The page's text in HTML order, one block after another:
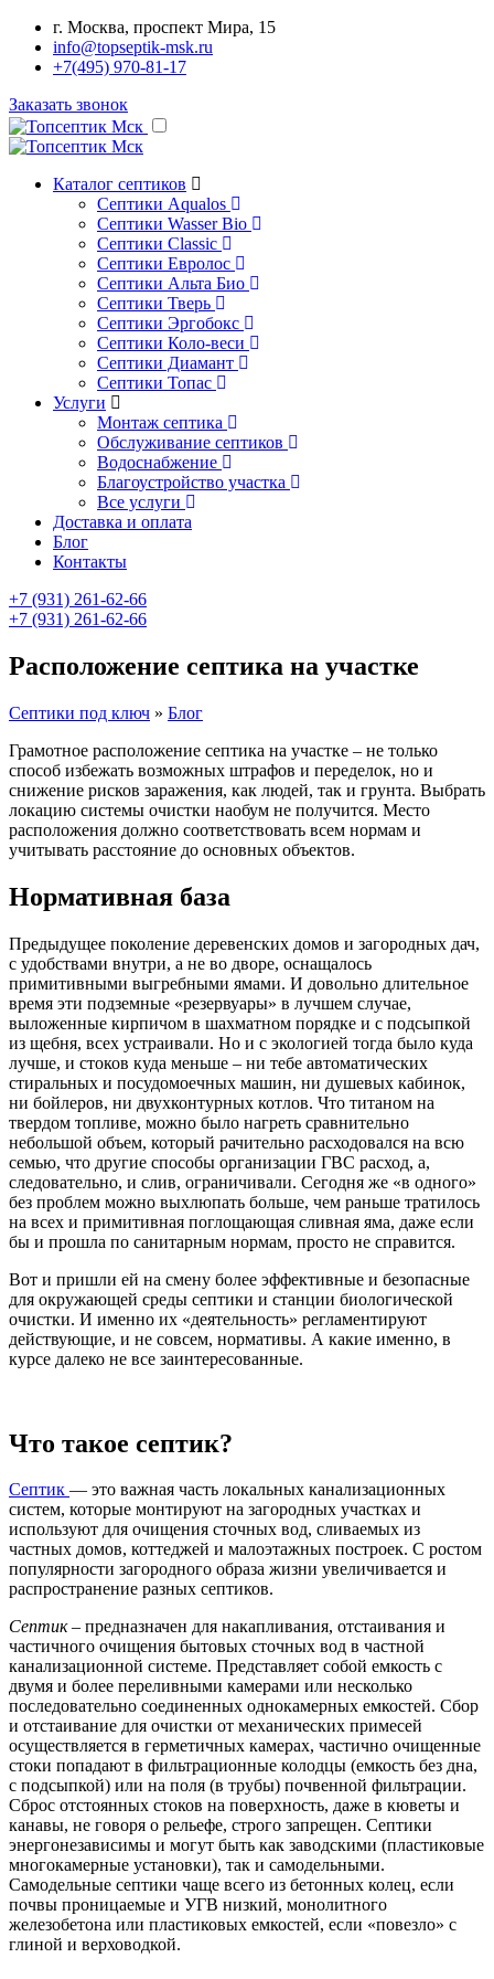
г. Москва, проспект Мира, 15
info@topseptik-msk.ru
+7(495) 970-81-17
Заказать звонок
Каталог септиков
Септики Aqualos
Септики Wasser Bio
Септики Classic
Септики Евролос
Септики Альта Био
Септики Тверь
Септики Эргобокс
Септики Коло-веси
Септики Диамант
Септики Топас
Услуги
Монтаж септика
Обслуживание септиков
Водоснабжение
Благоустройство участка
Все услуги
Доставка и оплата
Блог
Контакты
+7 (931) 261-62-66
+7 (931) 261-62-66
Расположение септика на участке
Септики под ключ » Блог
Грамотное расположение септика на участке – не только
способ избежать возможных штрафов и переделок, но и
снижение рисков заражения, как людей, так и грунта. Выбрать
локацию системы очистки наобум не получится. Место
расположения должно соответствовать всем нормам и
учитывать расстояние до основных объектов.
Нормативная база
Предыдущее поколение деревенских домов и загородных дач,
с удобствами внутри, а не во дворе, оснащалось
примитивными выгребными ямами. И довольно длительное
время эти подземные «резервуары» в лучшем случае,
выложенные кирпичом в шахматном порядке и с подсыпкой
из щебня, всех устраивали. Но и с экологией тогда было куда
лучше, и стоков куда меньше – ни тебе автоматических
стиральных и посудомоечных машин, ни душевых кабинок,
ни бойлеров, ни двухконтурных котлов. Что титаном на
твердом топливе, можно было нагреть сравнительно
небольшой объем, который рачительно расходовался на всю
семью, что другие способы организации ГВС расход, а,
следовательно, и слив, ограничивали. Сегодня же «в одного»
без проблем можно выхлюпать больше, чем раньше тратилось
на всех и примитивная поглощающая сливная яма, даже если
бы и прошла по санитарным нормам, просто не справится.
Вот и пришли ей на смену более эффективные и безопасные
для окружающей среды септики и станции биологической
очистки. И именно их «деятельность» регламентируют
действующие, и не совсем, нормативы. А какие именно, в
курсе далеко не все заинтересованные.
Что такое септик?
Септик — это важная часть локальных канализационных
систем, которые монтируют на загородных участках и
используют для очищения сточных вод, сливаемых из
частных домов, коттеджей и малоэтажных построек. С ростом
популярности загородного образа жизни увеличивается и
распространение разных септиков.
Септик– предназначен для накапливания, отстаивания и
частичного очищения бытовых сточных вод в частной
канализационной системе. Представляет собой емкость с
двумя и более переливными камерами или несколько
последовательно соединенных однокамерных емкостей. Сбор
и отстаивание для очистки от механических примесей
осуществляется в герметичных камерах, частично очищенные
стоки попадают в фильтрационные колодцы (емкость без дна,
с подсыпкой) или на поля (в трубы) почвенной фильтрации.
Сброс отстоянных стоков на поверхность, даже в кюветы и
канавы, не говоря о рельефе, строго запрещен. Септики
энергонезависимы и могут быть как заводскими (пластиковые
многокамерные установки), так и самодельными.
Самодельные септики чаще всего из бетонных колец, если
почвы проницаемые и УГВ низкий, монолитного
железобетона или пластиковых емкостей, если «повезло» с
глиной и верховодкой.